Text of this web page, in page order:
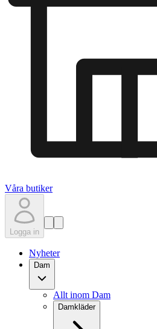
Våra butiker
Logga in
Nyheter
Dam
Allt inom Dam
Damkläder